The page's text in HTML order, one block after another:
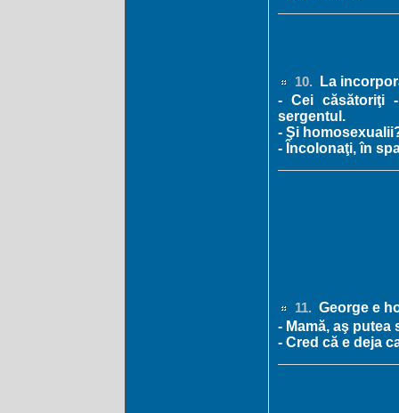
10. La
- Cei căsătoriţi
sergentul.
- Şi
- Încolonaţi, în
11. George e
- Mamă, aş
- Cred că e deja